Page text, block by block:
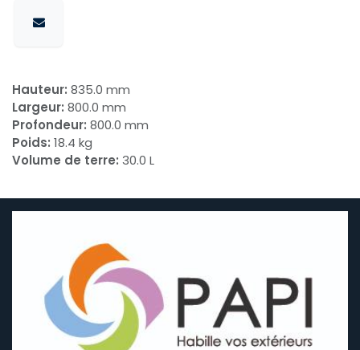
Hauteur: 835.0 mm
Largeur: 800.0 mm
Profondeur: 800.0 mm
Poids: 18.4 kg
Volume de terre: 30.0 L